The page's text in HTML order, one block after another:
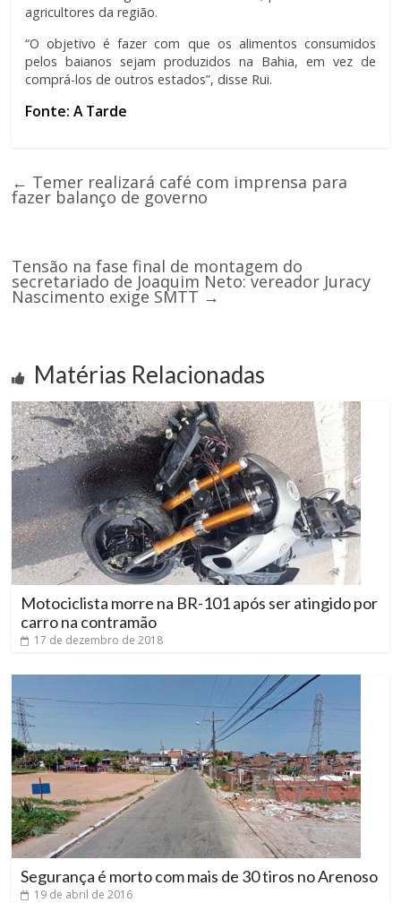
agricultores da região.
“O objetivo é fazer com que os alimentos consumidos
pelos baianos sejam produzidos na Bahia, em vez de
comprá-los de outros estados”, disse Rui.
Fonte: A Tarde
← Temer realizará café com imprensa para
fazer balanço de governo
Tensão na fase final de montagem do
secretariado de Joaquim Neto: vereador Juracy
Nascimento exige SMTT →
Matérias Relacionadas
Motociclista morre na BR-101 após ser atingido por
carro na contramão
17 de dezembro de 2018
Segurança é morto com mais de 30 tiros no Arenoso
19 de abril de 2016